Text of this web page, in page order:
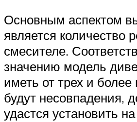
Основным аспектом
является количество
смесителе.
значению модель
иметь от трех и более
будут несовпадения,
удастся установить